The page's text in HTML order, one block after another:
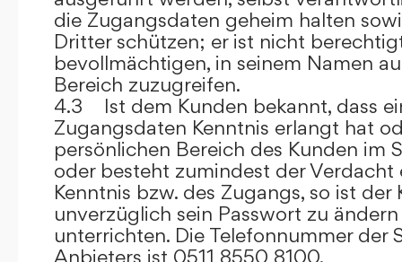
die Zugangsdaten geheim halten
Dritter schützen; er ist nicht
bevollmächtigen, in seinem Namen
Bereich zuzugreifen.
4.3 Ist dem Kunden bekannt, dass
Zugangsdaten Kenntnis erlangt hat
persönlichen Bereich des Kunden im
oder besteht zumindest der Verdacht
Kenntnis bzw. des Zugangs, so ist
unverzüglich sein Passwort zu
unterrichten. Die Telefonnummer der
Anbieters ist 0511 8550 8100.